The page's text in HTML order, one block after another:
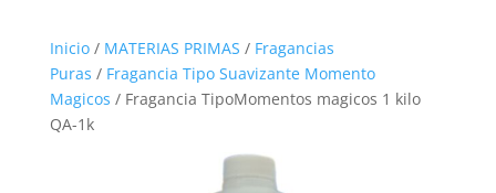
Inicio/ MATERIAS PRIMAS / Fragancias
Puras / Fragancia Tipo Suavizante Momento
Magicos / Fragancia TipoMomentos magicos 1 kilo
QA-1k